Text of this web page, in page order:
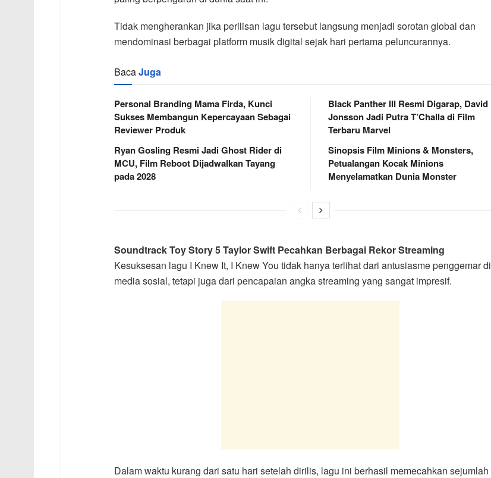
Tidak mengherankan jika perilisan lagu tersebut langsung menjadi sorotan global dan
mendominasi berbagai platform musik digital sejak hari pertama peluncurannya.
BacaJuga
Personal Branding Mama Firda, Kunci
Sukses Membangun Kepercayaan Sebagai
Reviewer Produk
Ryan Gosling Resmi Jadi Ghost Rider di
MCU, Film Reboot Dijadwalkan Tayang
pada 2028
Black Panther III Resmi Digarap, David
Jonsson Jadi Putra T’Challa di Film
Terbaru Marvel
Sinopsis Film Minions & Monsters,
Petualangan Kocak Minions
Menyelamatkan Dunia Monster
Soundtrack Toy Story 5 Taylor Swift Pecahkan Berbagai Rekor Streaming
Kesuksesan lagu I Knew It, I Knew You tidak hanya terlihat dari antusiasme penggemar di
media sosial, tetapi juga dari pencapaian angka streaming yang sangat impresif.
Dalam waktu kurang dari satu hari setelah dirilis, lagu ini berhasil memecahkan sejumlah